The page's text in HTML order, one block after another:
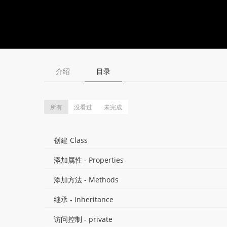
介绍 目录
所有 没看过 未完成
创建 Class
添加属性 - Properties
添加方法 - Methods
继承 - Inheritance
访问控制 - private